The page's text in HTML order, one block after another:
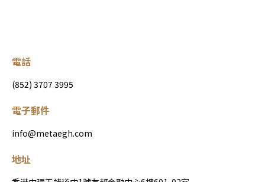
電話
(852) 3707 3995
電子郵件
info@metaegh.com
地址